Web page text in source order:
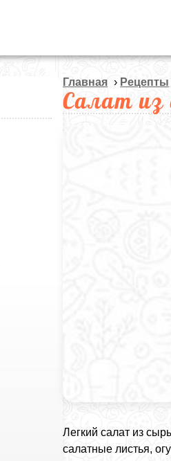
Главная › Рецепты
Салат из
Легкий салат из
салатные листья,